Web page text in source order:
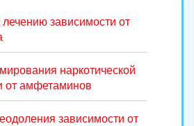
лечению зависимости от
наркотической
от амфетаминов
зависимости от